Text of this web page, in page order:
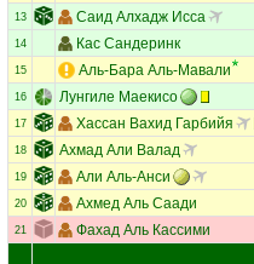
13 Саид Алхадж Исса
14 Кас Сандеринк
15 Аль-Бара Аль-Мавали
16 Лунгиле Маекисо
17 Хассан Вахид Гарбийя
18 Ахмад Али Валад
19 Али Аль-Анси
20 Ахмед Аль Саади
21 Фахад Аль Кассими